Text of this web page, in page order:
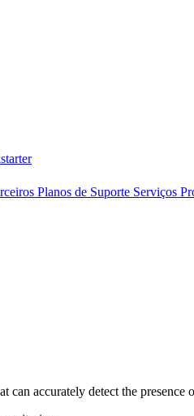
Planos de Suporte Serviços
accurately detect the